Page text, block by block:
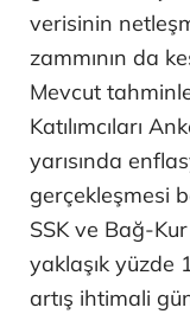
verisinin
zammının da
Mevcut
Katılımcıları
yarısında
gerçekleşmesi
SSK ve Bağ-
yaklaşık yüzde
artış ihtimali